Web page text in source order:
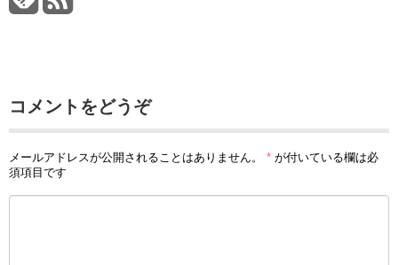
コメントをどうぞ
メールアドレスが公開されることはありません。 * が付いている欄は必
須項目です